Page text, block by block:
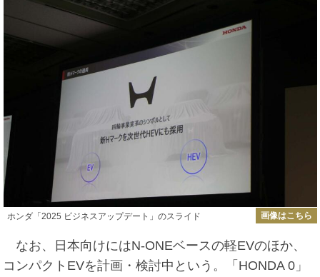
ホンダ「2025 ビジネスアップデート」のスライド 画像はこちら
なお、日本向けにはN-ONEベースの軽EVのほか、
コンパクトEVを計画・検討中という。「HONDA 0」